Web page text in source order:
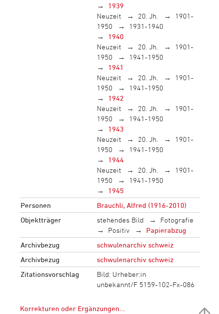
1939
Neuzeit
20. Jh.
1901-
1950
1931-1940
1940
Neuzeit
20. Jh.
1901-
1950
1941-1950
1941
Neuzeit
20. Jh.
1901-
1950
1941-1950
1942
Neuzeit
20. Jh.
1901-
1950
1941-1950
1943
Neuzeit
20. Jh.
1901-
1950
1941-1950
1944
Neuzeit
20. Jh.
1901-
1950
1941-1950
1945
Personen
Brauchli, Alfred (1916-2010)
Objektträger
stehendes Bild
Fotografie
Positiv
Papierabzug
Archivbezug
schwulenarchiv schweiz
Archivbezug
schwulenarchiv schweiz
Zitationsvorschlag
Bild: Urheber:in
unbekannt/F 5159-102-Fx-086
Korrekturen oder Ergänzungen...